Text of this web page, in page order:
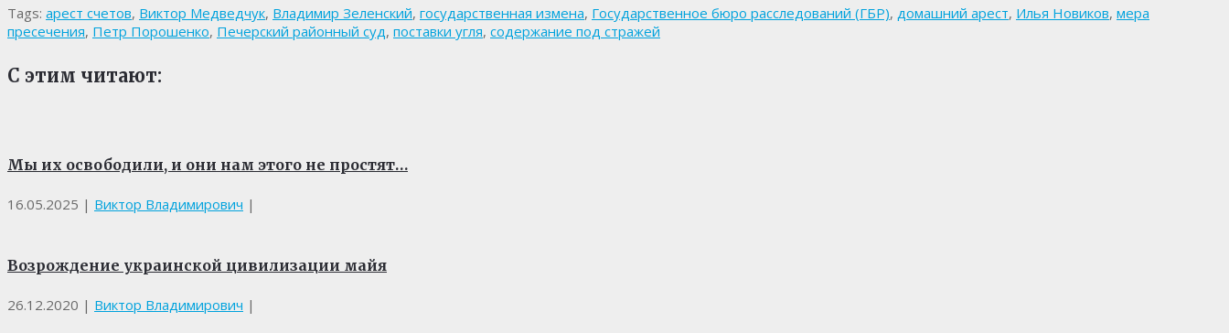
Tags: арест счетов, Виктор Медведчук, Владимир Зеленский, государственная измена, Государственное бюро расследований (ГБР), домашний арест, Илья Новиков, мера
пресечения, Петр Порошенко, Печерский районный суд, поставки угля, содержание под стражей
С этим читают:
Мы их освободили, и они нам этого не простят…
16.05.2025 | Виктор Владимирович |
Возрождение украинской цивилизации майя
26.12.2020 | Виктор Владимирович |